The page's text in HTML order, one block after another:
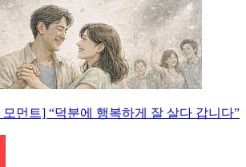
모먼트] “덕분에 행복하게 잘 살다 갑니다”